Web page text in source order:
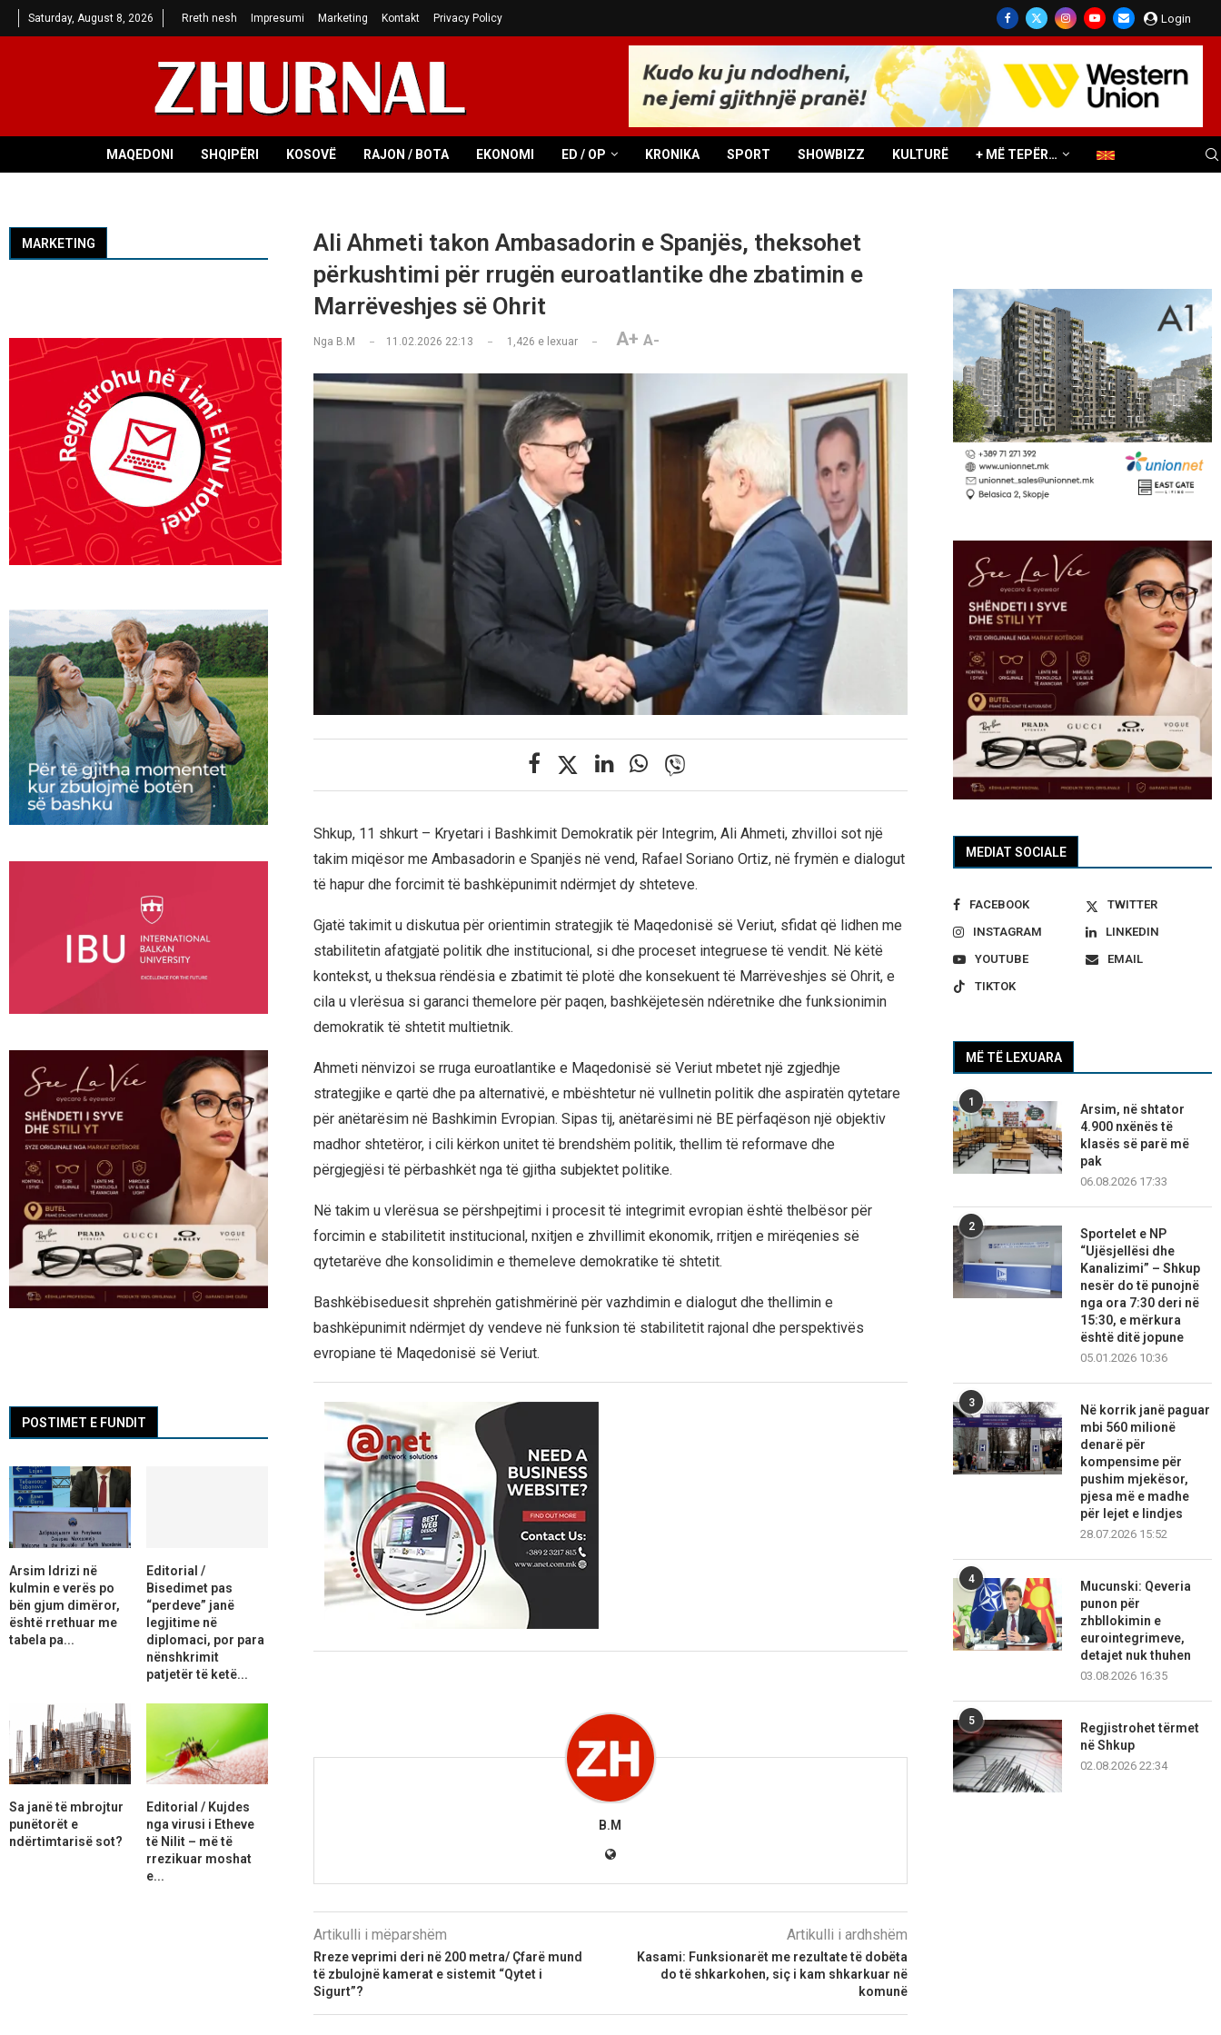
Saturday, August 8, 2026 Rreth nesh Impresumi Marketing Kontakt Privacy Policy Login
MAQEDONI SHQIPËRI KOSOVË RAJON / BOTA EKONOMI ED / OP KRONIKA SPORT SHOWBIZZ KULTURË + MË TEPËR…
Ali Ahmeti takon Ambasadorin e Spanjës, theksohet
përkushtimi për rrugën euroatlantike dhe zbatimin e
Marrëveshjes së Ohrit
Nga B.M 11.02.2026 22:13 1,426 e lexuar A+ A-
Shkup, 11 shkurt – Kryetari i Bashkimit Demokratik për Integrim, Ali Ahmeti, zhvilloi sot një
takim miqësor me Ambasadorin e Spanjës në vend, Rafael Soriano Ortiz, në frymën e dialogut
të hapur dhe forcimit të bashkëpunimit ndërmjet dy shteteve.
Gjatë takimit u diskutua për orientimin strategjik të Maqedonisë së Veriut, sfidat që lidhen me
stabilitetin afatgjatë politik dhe institucional, si dhe proceset integruese të vendit. Në këtë
kontekst, u theksua rëndësia e zbatimit të plotë dhe konsekuent të Marrëveshjes së Ohrit, e
cila u vlerësua si garanci themelore për paqen, bashkëjetesën ndëretnike dhe funksionimin
demokratik të shtetit multietnik.
Ahmeti nënvizoi se rruga euroatlantike e Maqedonisë së Veriut mbetet një zgjedhje
strategjike e qartë dhe pa alternativë, e mbështetur në vullnetin politik dhe aspiratën qytetare
për anëtarësim në Bashkimin Evropian. Sipas tij, anëtarësimi në BE përfaqëson një objektiv
madhor shtetëror, i cili kërkon unitet të brendshëm politik, thellim të reformave dhe
përgjegjësi të përbashkët nga të gjitha subjektet politike.
Në takim u vlerësua se përshpejtimi i procesit të integrimit evropian është thelbësor për
forcimin e stabilitetit institucional, nxitjen e zhvillimit ekonomik, rritjen e mirëqenies së
qytetarëve dhe konsolidimin e themeleve demokratike të shtetit.
Bashkëbiseduesit shprehën gatishmërinë për vazhdimin e dialogut dhe thellimin e
bashkëpunimit ndërmjet dy vendeve në funksion të stabilitetit rajonal dhe perspektivës
evropiane të Maqedonisë së Veriut.
B.M
Artikulli i mëparshëm
Rreze veprimi deri në 200 metra/ Çfarë mund
të zbulojnë kamerat e sistemit “Qytet i
Sigurt”?
Artikulli i ardhshëm
Kasami: Funksionarët me rezultate të dobëta
do të shkarkohen, siç i kam shkarkuar në
komunë
MEDIAT SOCIALE
FACEBOOK
TWITTER
INSTAGRAM
LINKEDIN
YOUTUBE
EMAIL
TIKTOK
MË TË LEXUARA
1
Arsim, në shtator
4.900 nxënës të
klasës së parë më
pak
06.08.2026 17:33
2
Sportelet e NP
“Ujësjellësi dhe
Kanalizimi” – Shkup
nesër do të punojnë
nga ora 7:30 deri në
15:30, e mërkura
është ditë jopune
05.01.2026 10:36
3
Në korrik janë paguar
mbi 560 milionë
denarë për
kompensime për
pushim mjekësor,
pjesa më e madhe
për lejet e lindjes
28.07.2026 15:52
4
Mucunski: Qeveria
punon për
zhbllokimin e
eurointegrimeve,
detajet nuk thuhen
03.08.2026 16:35
5
Regjistrohet tërmet
në Shkup
02.08.2026 22:34
MARKETING
POSTIMET E FUNDIT
Arsim Idrizi në
kulmin e verës po
bën gjum dimëror,
është rrethuar me
tabela pa...
Editorial /
Bisedimet pas
“perdeve” janë
legjitime në
diplomaci, por para
nënshkrimit
patjetër të ketë...
Sa janë të mbrojtur
punëtorët e
ndërtimtarisë sot?
Editorial / Kujdes
nga virusi i Etheve
të Nilit – më të
rrezikuar moshat
e...